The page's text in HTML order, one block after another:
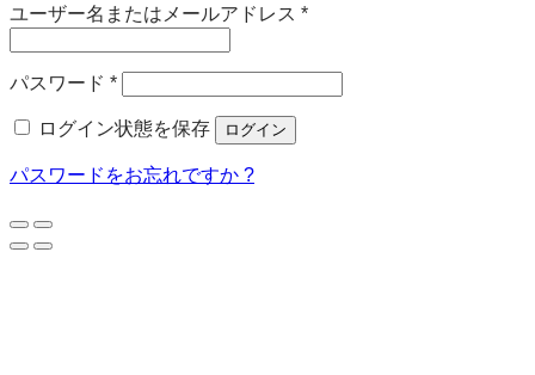
ユーザー名またはメールアドレス *必
パスワード *必
ログイン状態を保存
ログイン
パスワードをお忘れですか ?